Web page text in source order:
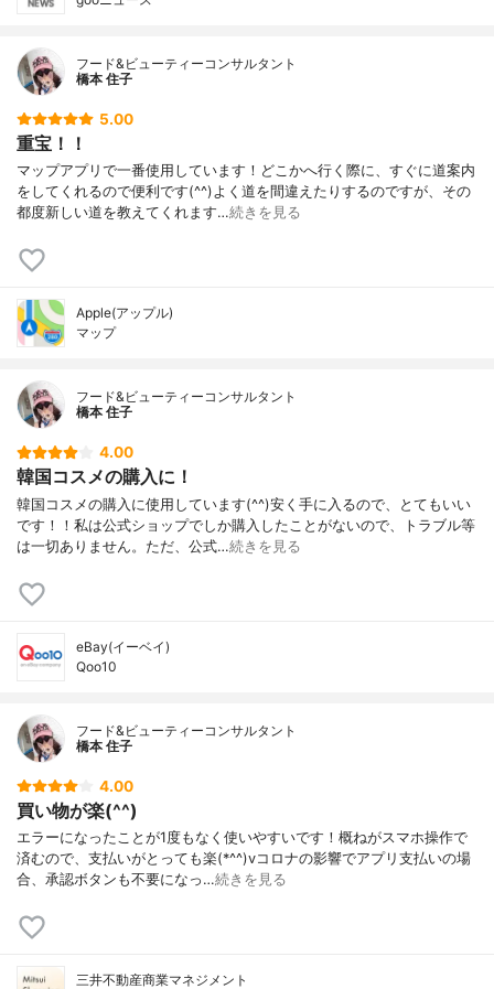
フード&ビューティーコンサルタント
橋本 住子
5.00
重宝！！
マップアプリで一番使用しています！どこかへ行く際に、すぐに道案内
をしてくれるので便利です(^^)よく道を間違えたりするのですが、その
都度新しい道を教えてくれます…続きを見る
Apple(アップル)
マップ
フード&ビューティーコンサルタント
橋本 住子
4.00
韓国コスメの購入に！
韓国コスメの購入に使用しています(^^)安く手に入るので、とてもいい
です！！私は公式ショップでしか購入したことがないので、トラブル等
は一切ありません。ただ、公式…続きを見る
eBay(イーベイ)
Qoo10
フード&ビューティーコンサルタント
橋本 住子
4.00
買い物が楽(^^)
エラーになったことが1度もなく使いやすいです！概ねがスマホ操作で
済むので、支払いがとっても楽(*^^)vコロナの影響でアプリ支払いの場
合、承認ボタンも不要になっ…続きを見る
三井不動産商業マネジメント